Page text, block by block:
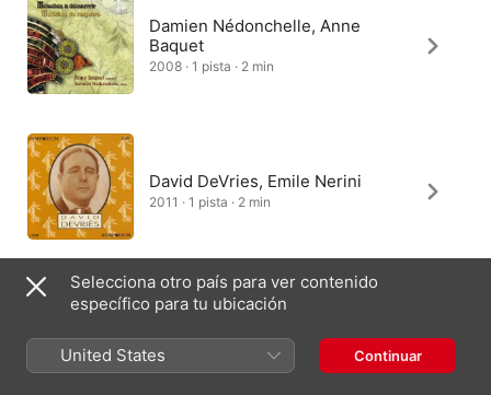
Damien Nédonchelle, Anne
Baquet
2008 · 1 pista · 2 min
David DeVries, Emile Nerini
2011 · 1 pista · 2 min
España English (UK)
Selecciona otro país para ver contenido
específico para tu ubicación
United States Continuar